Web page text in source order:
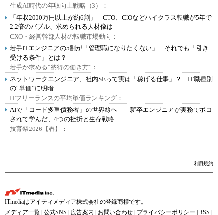
生成AI時代の年収向上戦略（3）：
「年収2000万円以上が約6割」 CTO、CIOなどハイクラス転職が5年で
2.2倍のバブル、求められる人材像は
CXO・経営幹部人材の転職市場動向：
若手ITエンジニアの5割が「管理職になりたくない」 それでも「引き
受ける条件」とは？
若手が求める“納得の働き方”：
ネットワークエンジニア、社内SEって実は「稼げる仕事」？ IT職種別
の“単価”に明暗
ITフリーランスの平均単価ランキング：
AIで「コード多重債務者」の世界線へ――新卒エンジニアが実務でボコ
されて学んだ、4つの挫折と生存戦略
技育祭2026【春】：
利用規約
ITmediaはアイティメディア株式会社の登録商標です。
メディア一覧 公式SNS 広告案内 お問い合わせ プライバシーポリシー RSS